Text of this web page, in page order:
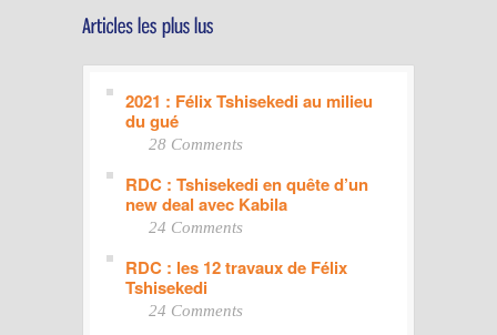
2021 : Félix Tshisekedi au milieu
du gué
28 Comments
RDC : Tshisekedi en quête d’un
new deal avec Kabila
24 Comments
RDC : les 12 travaux de Félix
Tshisekedi
24 Comments